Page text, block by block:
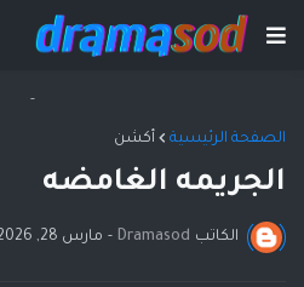
-
الصفحة الرئيسية أكشن
الجريمه الغامضه
الكاتب Dramasod
- مارس 28, 2026